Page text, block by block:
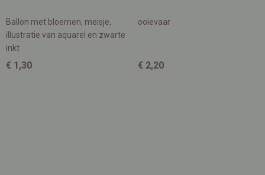
Ballon met bloemen, meisje,
illustratie van aquarel en zwarte
inkt
€ 1,30
ooievaar
€ 2,20